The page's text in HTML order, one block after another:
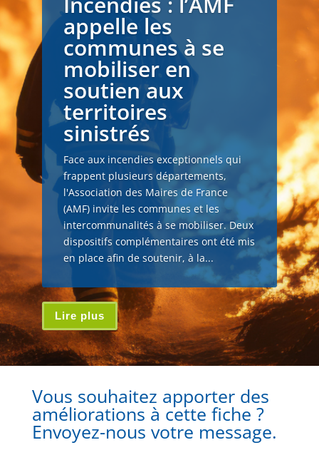
appelle les
communes à se
mobiliser en
soutien aux
territoires
sinistrés
Face aux incendies exceptionnels qui
frappent plusieurs départements,
l'Association des Maires de France
(AMF) invite les communes et les
intercommunalités à se mobiliser. Deux
dispositifs complémentaires ont été mis
en place afin de soutenir, à la...
Lire plus
Vous souhaitez apporter des
améliorations à cette fiche ?
Envoyez-nous votre message.